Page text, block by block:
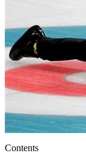
Contents